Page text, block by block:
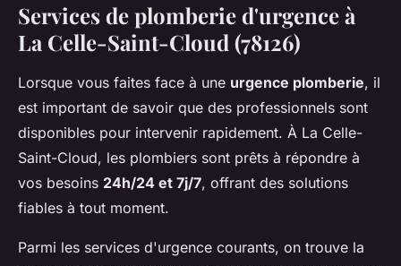
Services de plomberie d'urgence à
La Celle-Saint-Cloud (78126)
Lorsque vous faites face à une urgence plomberie, il
est important de savoir que des professionnels sont
disponibles pour intervenir rapidement. À La Celle-
Saint-Cloud, les plombiers sont prêts à répondre à
vos besoins 24h/24 et 7j/7, offrant des solutions
fiables à tout moment.
Parmi les services d'urgence courants, on trouve la